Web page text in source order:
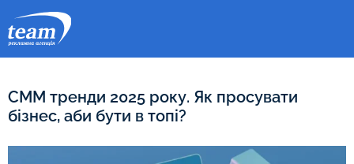
СММ тренди 2025 року. Як просувати
бізнес, аби бути в топі?